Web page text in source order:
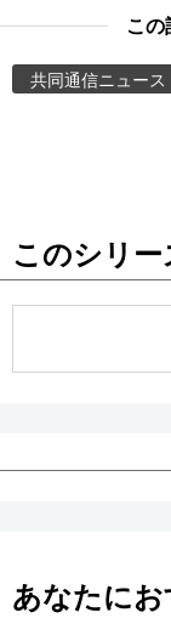
東京
こ
共同通信ニュース
このシリ
あなたに